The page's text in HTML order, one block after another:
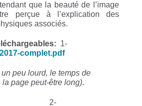
que la beauté de l’image
perçue à l’explication des
associés.
1-
complet.pdf
peu lourd, le temps de
la page peut-être long).